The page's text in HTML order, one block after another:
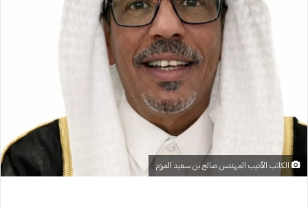
الكاتب الأديب المهندس صالح بن سعيد المرزم